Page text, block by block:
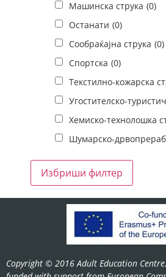
Машинска струка (0)
Останати (0)
Сообраќајна струка (0)
Спортска (0)
Текстилно-кожарска
Угостителско-
Хемиско-технолошка
Шумарско-
Copyright © 2016 Adult Education